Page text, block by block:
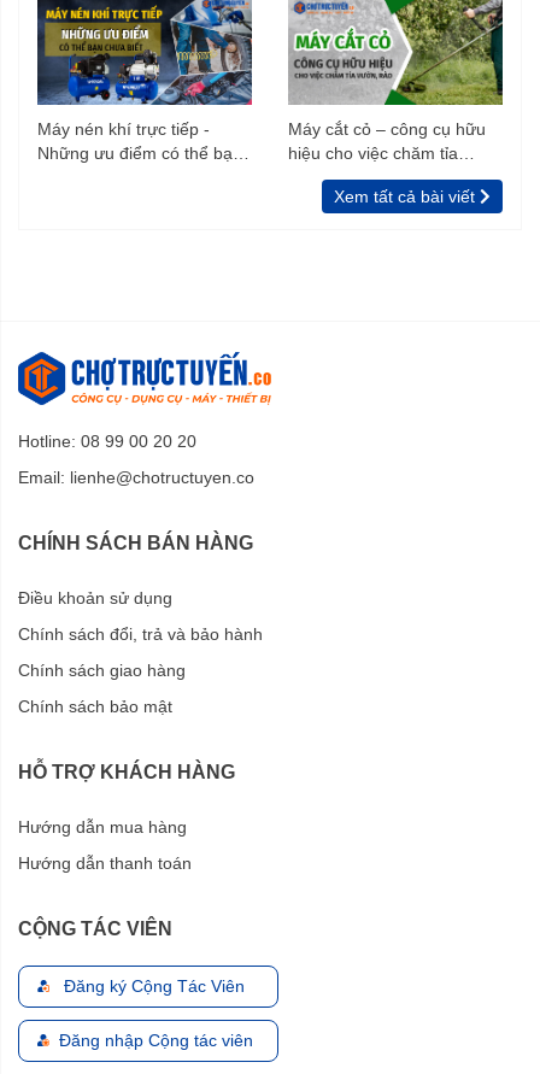
Máy nén khí trực tiếp -
Những ưu điểm có thể bạn
Máy cắt cỏ – công cụ hữu
hiệu cho việc chăm tỉa
vườn, rào
Xem tất cả bài viết
Hotline: 08 99 00 20 20
Email: lienhe@chotructuyen.co
CHÍNH SÁCH BÁN HÀNG
Điều khoản sử dụng
Chính sách đổi, trả và bảo hành
Chính sách giao hàng
Chính sách bảo mật
HỖ TRỢ KHÁCH HÀNG
Hướng dẫn mua hàng
Hướng dẫn thanh toán
CỘNG TÁC VIÊN
Đăng ký Cộng Tác Viên
Đăng nhập Cộng tác viên